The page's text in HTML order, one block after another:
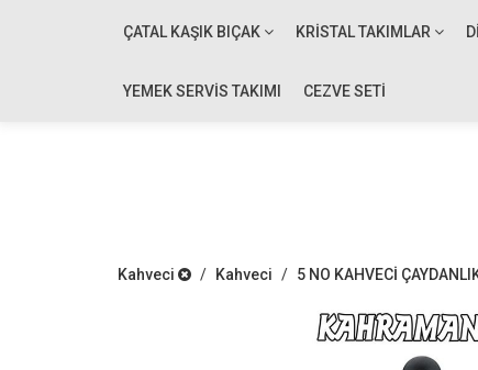
ÇATAL KAŞIK BIÇAK KRISTAL TAKIMLAR
YEMEK SERVİS TAKIMI CEZVE SETİ
Kahveci / Kahveci / 5 NO KAHVECİ